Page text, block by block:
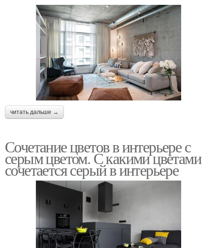
читать дальше →
Сочетание цветов в интерьере с
серым цветом. С какими цветами
сочетается серый в интерьере